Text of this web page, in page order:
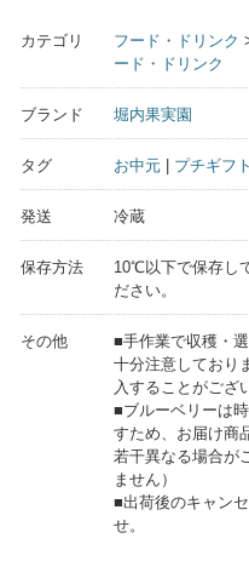
カテゴリ フード・ドリンク
ード・ドリンク
ブランド 堀内果実園
タグ お中元 プチギフト
発送 冷蔵
保存方法
10℃以下で保存し
ださい。
その他
■手作業で収穫・
十分注意しており
入することがござ
■ブルーベリーは
すため、お届け商
若干異なる場合が
ません）
■出荷後のキャン
せ。